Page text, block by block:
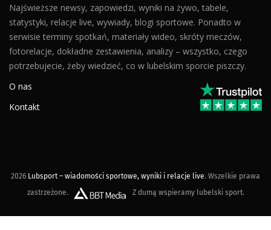
Najświeższe newsy, zapowiedzi, wyniki na żywo, tabele,
statystyki, relacje live, wywiady, blogi sportowe. Ponadto w
serwisie terminy spotkań, materiały wideo, skróty meczów,
fotorelacje, dokładne zestawienia, analizy – wszystko, czego
potrzebujecie, żeby wiedzieć, co w lubelskim sporcie piszczy.
O nas
Kontakt
2026 Lubsport – wiadomości sportowe, wyniki i relacje live. Wszelkie prawa
zastrzeżone.
Z dumą wspieramy lubelski sport.